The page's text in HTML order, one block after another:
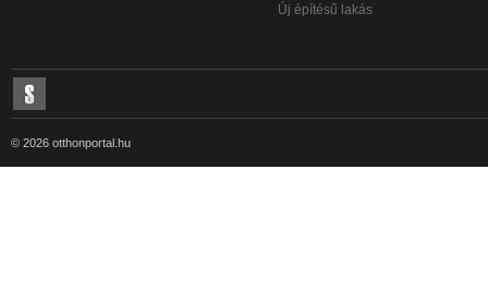
Új építésű lakás
© 2026 otthonportal.hu